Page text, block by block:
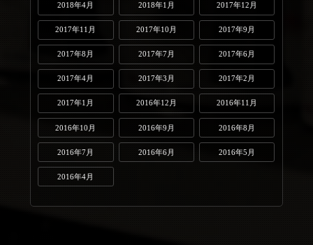
2018年4月 2018年1月 2017年12月
2017年11月 2017年10月 2017年9月
2017年8月 2017年7月 2017年6月
2017年4月 2017年3月 2017年2月
2017年1月 2016年12月 2016年11月
2016年10月 2016年9月 2016年8月
2016年7月 2016年6月 2016年5月
2016年4月